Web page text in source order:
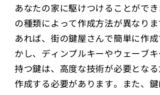
あなたの家に駆けつけることがで
の種類によって作成方法が異なり
あれば、街の鍵屋さんで簡単に作
かし、ディンプルキーやウェーブ
持つ鍵は、高度な技術が必要とな
作成する必要があります。また、